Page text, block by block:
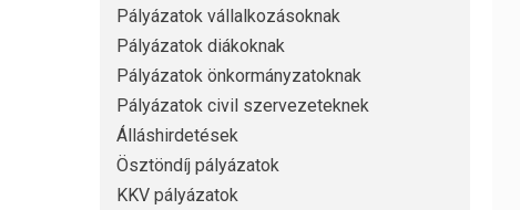
Pályázatok vállalkozásoknak
Pályázatok diákoknak
Pályázatok önkormányzatoknak
Pályázatok civil szervezeteknek
Álláshirdetések
Ösztöndíj pályázatok
KKV pályázatok